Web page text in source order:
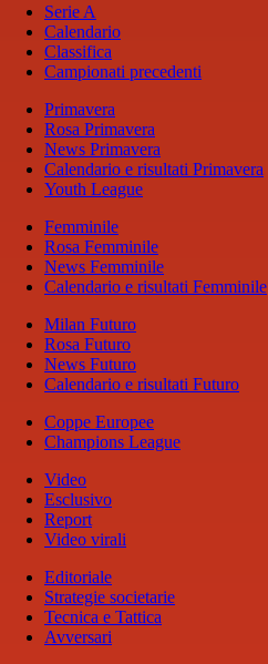
Serie A
Calendario
Classifica
Campionati precedenti
Primavera
Rosa Primavera
News Primavera
Calendario e risultati Primavera
Youth League
Femminile
Rosa Femminile
News Femminile
Calendario e risultati Femminile
Milan Futuro
Rosa Futuro
News Futuro
Calendario e risultati Futuro
Coppe Europee
Champions League
Video
Esclusivo
Report
Video virali
Editoriale
Strategie societarie
Tecnica e Tattica
Avversari